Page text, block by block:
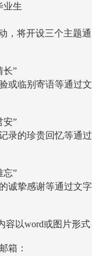
业生
，将开设三个主题通
长”
或临别寄语等通过文
安”
录的珍贵回忆等通过
忘”
诚挚感谢等通过文字
容以word或图片形式
箱：